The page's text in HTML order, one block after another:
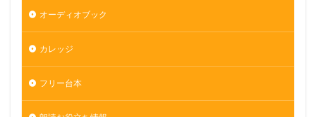
オーディオブック
カレッジ
フリー台本